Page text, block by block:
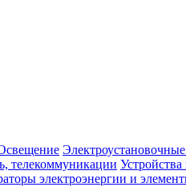
телекоммуникации Устройства
электроэнергии и